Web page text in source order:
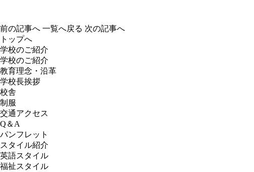
前の記事へ 一覧へ戻る 次の記事へ
トップへ
学校のご紹介
学校のご紹介
教育理念・沿革
学校長挨拶
校舎
制服
交通アクセス
Q＆A
パンフレット
スタイル紹介
英語スタイル
福祉スタイル